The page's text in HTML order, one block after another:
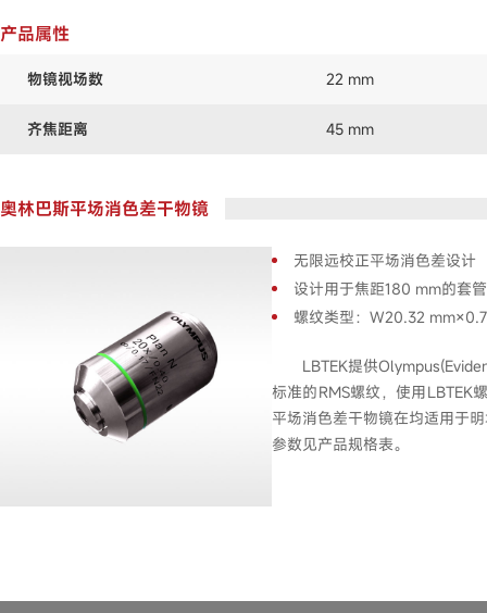
产品属性
物镜视场数 22 mm
齐焦距离 45 mm
奥林巴斯平场消色差干物镜
无限远校正平场消色差设计
设计用于焦距180 mm的套
螺纹类型：W20.32
LBTEK提供
标准的RMS螺纹，使用LBTEK
平场消色差干物镜在均适用于
参数见产品规格表。